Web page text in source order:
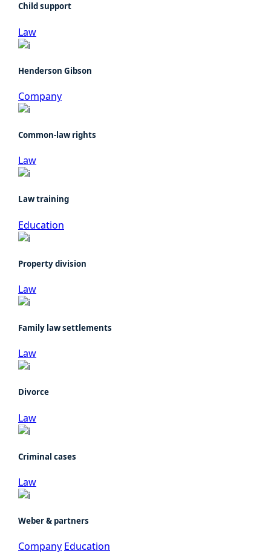
Child support
Law
Henderson Gibson
Company
Common-law rights
Law
Law training
Education
Property division
Law
Family law settlements
Law
Divorce
Law
Criminal cases
Law
Weber & partners
Company Education